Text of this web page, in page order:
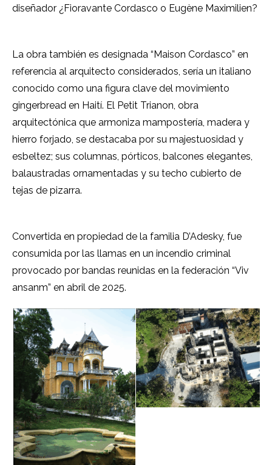
diseñador ¿Fioravante Cordasco o Eugène Maximilien?
La obra también es designada “Maison Cordasco” en
referencia al arquitecto considerados, sería un italiano
conocido como una figura clave del movimiento
gingerbread en Haití. El Petit Trianon, obra
arquitectónica que armoniza mampostería, madera y
hierro forjado, se destacaba por su majestuosidad y
esbeltez; sus columnas, pórticos, balcones elegantes,
balaustradas ornamentadas y su techo cubierto de
tejas de pizarra.
Convertida en propiedad de la familia D’Adesky, fue
consumida por las llamas en un incendio criminal
provocado por bandas reunidas en la federación “Viv
ansanm” en abril de 2025.